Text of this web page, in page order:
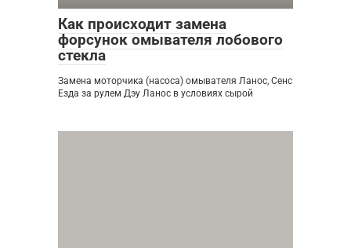
Как происходит замена
форсунок омывателя лобового
стекла
Замена моторчика (насоса) омывателя Ланос, Сенс
Езда за рулем Дэу Ланос в условиях сырой